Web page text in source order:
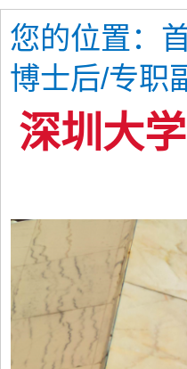
您的位置：
博士后/专职
深圳大